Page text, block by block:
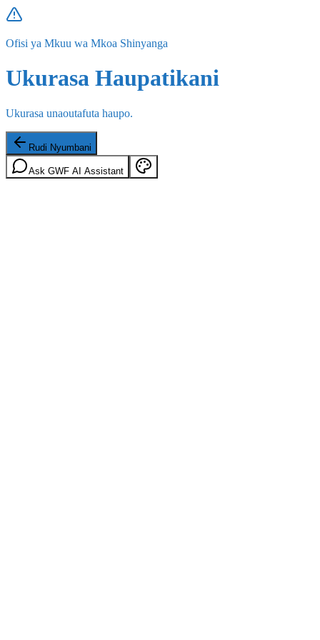
Ofisi ya Mkuu wa Mkoa Shinyanga
Ukurasa Haupatikani
Ukurasa unaoutafuta haupo.
Rudi Nyumbani
Ask GWF AI Assistant